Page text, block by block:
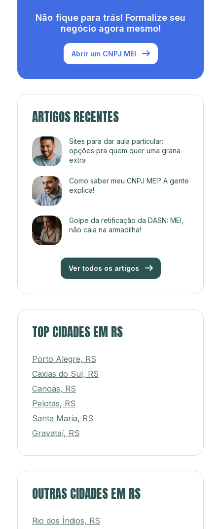
Não fique para trás! Formalize seu
negócio agora mesmo!
Abrir um CNPJ MEI
ARTIGOS RECENTES
Sites para dar aula particular:
opções pra quem quer uma grana
extra
Como saber meu CNPJ MEI? A gente
explica!
Golpe da retificação da DASN: MEI,
não caia na armadilha!
Ver todos os artigos
TOP CIDADES EM RS
Porto Alegre, RS
Caxias do Sul, RS
Canoas, RS
Pelotas, RS
Santa Maria, RS
Gravataí, RS
OUTRAS CIDADES EM RS
Rio dos Índios, RS